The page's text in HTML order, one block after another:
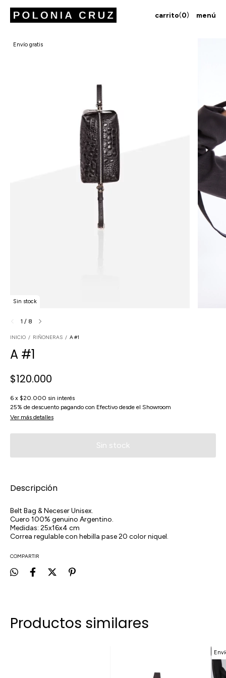
menú
carrito(0)
Sin stock
Envío gratis
1 / 8
INICIO / RIÑONERAS / A #1
A #1
$120.000
6 x $20.000 sin interés
25% de descuento pagando con Efectivo desde el Showroom
Ver más detalles
Descripción
Belt Bag & Neceser Unisex.
Cuero 100% genuino Argentino.
Medidas: 25x16x4 cm
Correa regulable con hebilla pase 20 color niquel.
COMPARTIR
Productos similares